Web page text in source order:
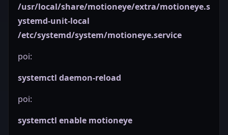
/usr/local/share/motioneye/extra/motioneye.s
ystemd-unit-local
/etc/systemd/system/motioneye.service
poi:
systemctl daemon-reload
poi:
systemctl enable motioneye